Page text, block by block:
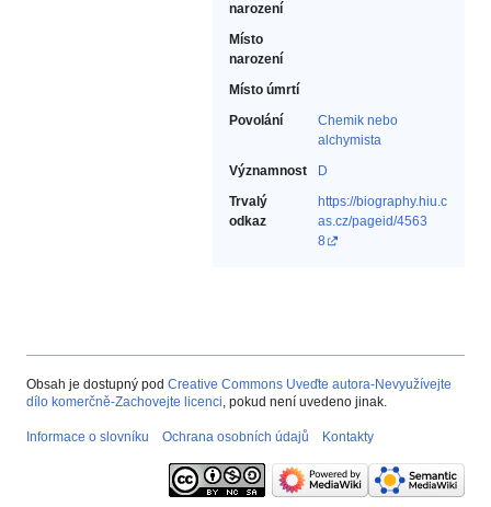
narození
Místo
narození
Místo úmrtí
Povolání
Chemik nebo
alchymista‎
Významnost
D
Trvalý
odkaz
https://biography.hiu.c
as.cz/pageid/4563
8
Obsah je dostupný pod Creative Commons Uveďte autora-Nevyužívejte
dílo komerčně-Zachovejte licenci, pokud není uvedeno jinak.
Informace o slovníku Ochrana osobních údajů Kontakty